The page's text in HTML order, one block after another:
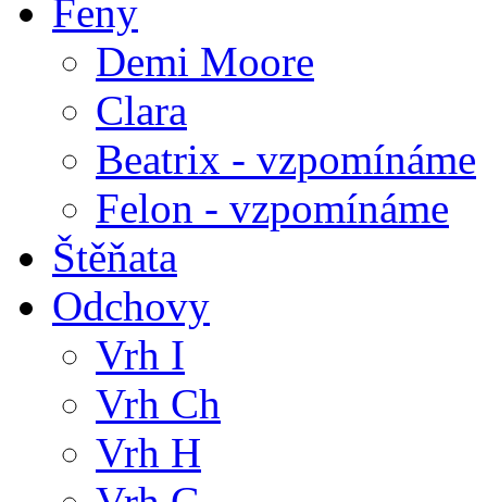
Feny
Demi Moore
Clara
Beatrix - vzpomínáme
Felon - vzpomínáme
Štěňata
Odchovy
Vrh I
Vrh Ch
Vrh H